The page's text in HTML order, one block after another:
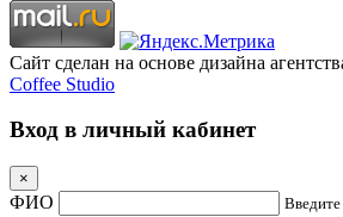
Сайт сделан на основе дизайна
Coffee Studio
Вход в личный кабинет
×
ФИО